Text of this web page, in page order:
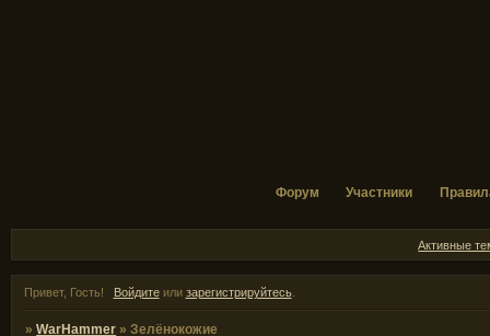
Форум Участники
Активные
Привет, Гость! Войдитеили зарегистрируйтесь.
»WarHammer »Зелёнокожие